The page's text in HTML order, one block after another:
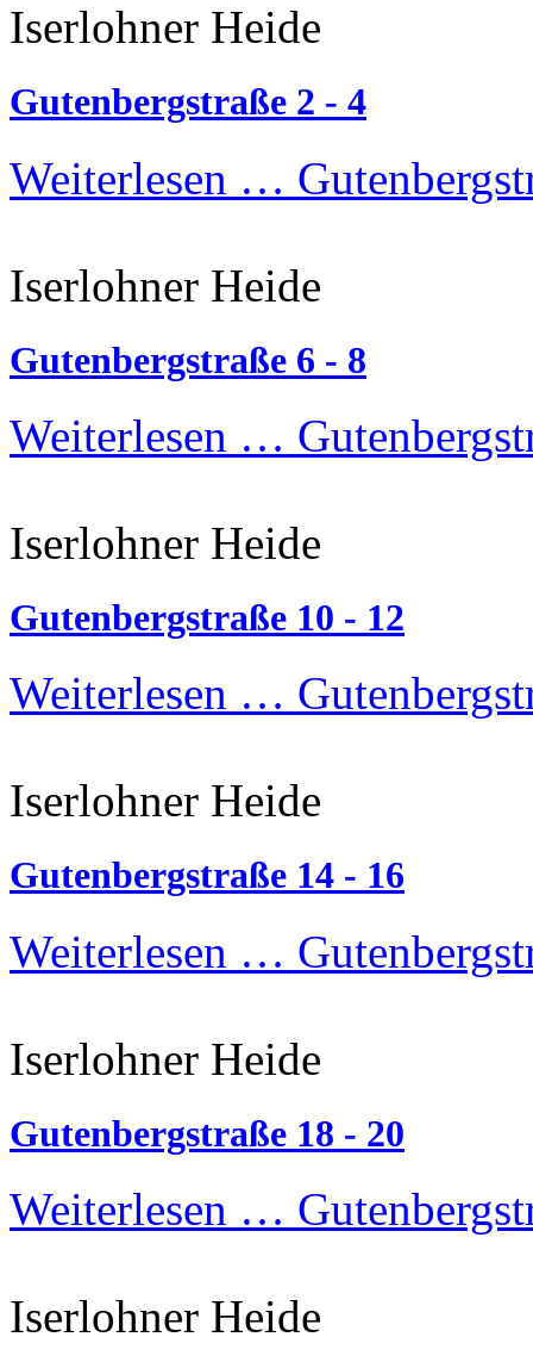
Iserlohner Heide
Gutenbergstraße 2 - 4
Weiterlesen …
Iserlohner Heide
Gutenbergstraße 6 - 8
Weiterlesen …
Iserlohner Heide
Gutenbergstraße 10 - 12
Weiterlesen …
Iserlohner Heide
Gutenbergstraße 14 - 16
Weiterlesen …
Iserlohner Heide
Gutenbergstraße 18 - 20
Weiterlesen …
Iserlohner Heide